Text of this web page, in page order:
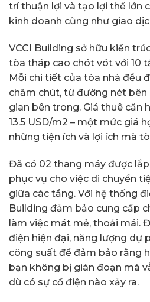
trí thuận lợi và tạo lợi thế lớn
kinh doanh cũng như giao
VCCI Building sở hữu kiến
tòa tháp cao chót vót với 10
Mỗi chi tiết của tòa nhà đều
chăm chút, từ đường nét
gian bên trong. Giá thuê căn
13.5 USD/m2 – một mức giá
những tiện ích và lợi ích mà
Đã có 02 thang máy được
phục vụ cho việc di chuyển
giữa các tầng. Với hệ thống
Building đảm bảo cung cấp
làm việc mát mẻ, thoải mái.
điện hiện đại, năng lượng dự
công suất để đảm bảo rằng
bạn không bị gián đoạn mà
dù có sự cố điện nào xảy ra.